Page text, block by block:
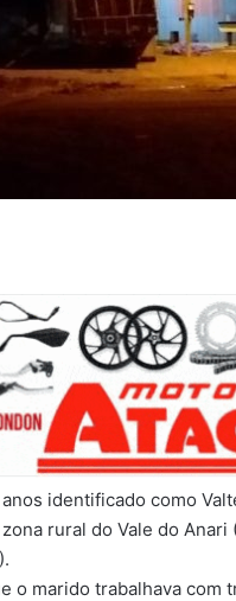
identificado como
rural do Vale do
o marido trabalhava com